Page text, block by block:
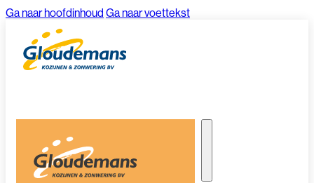
Ga naar hoofdinhoud Ga naar voettekst